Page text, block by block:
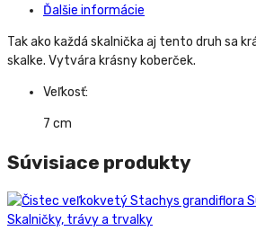
Ďalšie informácie
Tak ako každá skalnička aj tento druh sa
skalke. Vytvára krásny koberček.
Veľkosť:
7 cm
Súvisiace produkty
Skalničky, trávy a trvalky